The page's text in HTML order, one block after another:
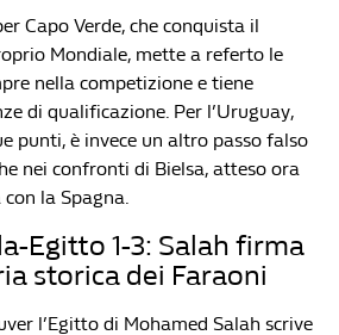
Capo Verde, che conquista il
Mondiale, mette a referto le
nella competizione e tiene
di qualificazione. Per l’Uruguay,
punti, è invece un altro passo falso
nei confronti di Bielsa, atteso ora
la Spagna.
Egitto 1-3: Salah firma
storica dei Faraoni
l’Egitto di Mohamed Salah scrive